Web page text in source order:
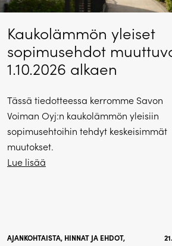
Kaukolämmön yleiset
sopimusehdot
1.10.2026 alkaen
Tässä tiedotteessa kerromme Savon
Voiman Oyj:n kaukolämmön yleisiin
sopimusehtoihin tehdyt keskeisimmät
muutokset.
Lue lisää
AJANKOHTAISTA, HINNAT JA EHDOT,